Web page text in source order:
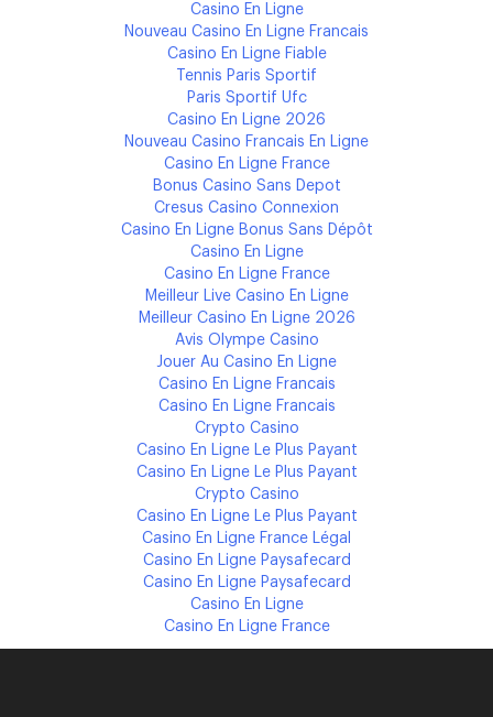
Casino En Ligne
Nouveau Casino En Ligne Francais
Casino En Ligne Fiable
Tennis Paris Sportif
Paris Sportif Ufc
Casino En Ligne 2026
Nouveau Casino Francais En Ligne
Casino En Ligne France
Bonus Casino Sans Depot
Cresus Casino Connexion
Casino En Ligne Bonus Sans Dépôt
Casino En Ligne
Casino En Ligne France
Meilleur Live Casino En Ligne
Meilleur Casino En Ligne 2026
Avis Olympe Casino
Jouer Au Casino En Ligne
Casino En Ligne Francais
Casino En Ligne Francais
Crypto Casino
Casino En Ligne Le Plus Payant
Casino En Ligne Le Plus Payant
Crypto Casino
Casino En Ligne Le Plus Payant
Casino En Ligne France Légal
Casino En Ligne Paysafecard
Casino En Ligne Paysafecard
Casino En Ligne
Casino En Ligne France